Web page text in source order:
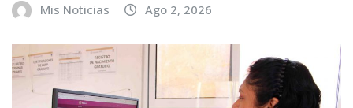
Mis Noticias Ago 2, 2026